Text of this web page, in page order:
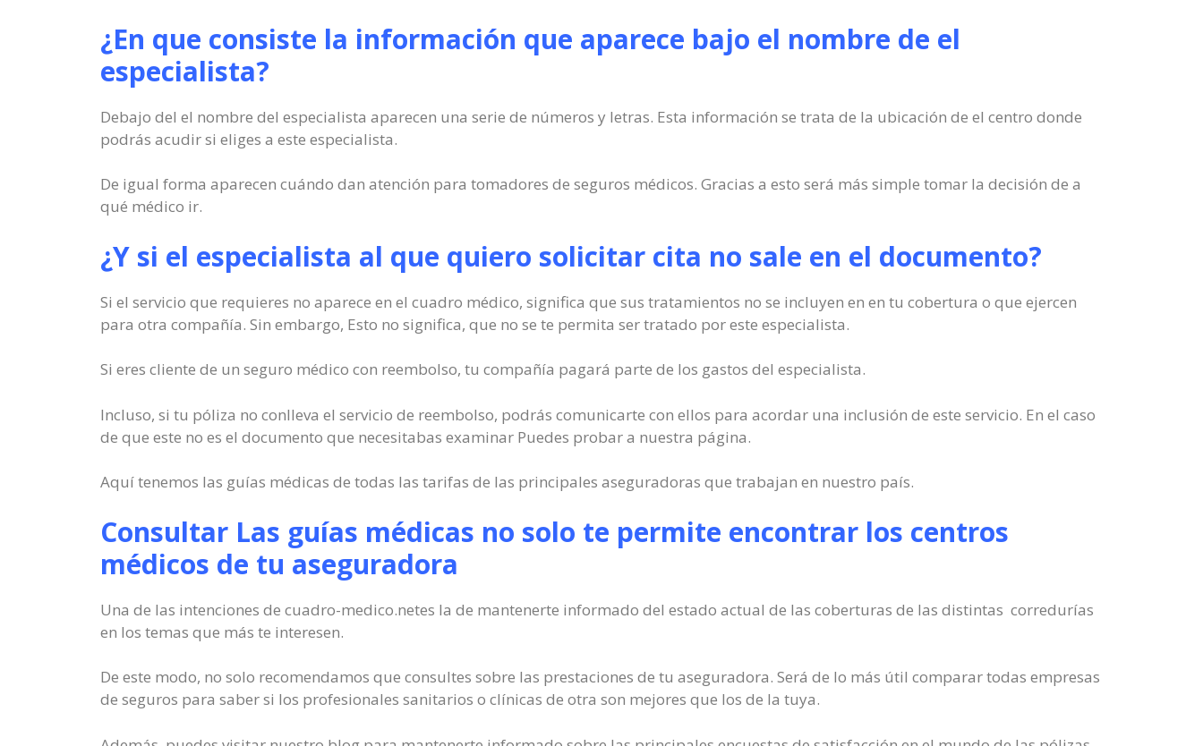
¿En que consiste la información que aparece bajo el nombre de el
especialista?
Debajo del el nombre del especialista aparecen una serie de números y letras. Esta información se trata de la ubicación de el centro donde
podrás acudir si eliges a este especialista.
De igual forma aparecen cuándo dan atención para tomadores de seguros médicos. Gracias a esto será más simple tomar la decisión de a
qué médico ir.
¿Y si el especialista al que quiero solicitar cita no sale en el documento?
Si el servicio que requieres no aparece en el cuadro médico, significa que sus tratamientos no se incluyen en en tu cobertura o que ejercen
para otra compañía. Sin embargo, Esto no significa, que no se te permita ser tratado por este especialista.
Si eres cliente de un seguro médico con reembolso, tu compañía pagará parte de los gastos del especialista.
Incluso, si tu póliza no conlleva el servicio de reembolso, podrás comunicarte con ellos para acordar una inclusión de este servicio. En el caso
de que este no es el documento que necesitabas examinar Puedes probar a nuestra página.
Aquí tenemos las guías médicas de todas las tarifas de las principales aseguradoras que trabajan en nuestro país.
Consultar Las guías médicas no solo te permite encontrar los centros
médicos de tu aseguradora
Una de las intenciones de cuadro-medico.netes la de mantenerte informado del estado actual de las coberturas de las distintas corredurías
en los temas que más te interesen.
De este modo, no solo recomendamos que consultes sobre las prestaciones de tu aseguradora. Será de lo más útil comparar todas empresas
de seguros para saber si los profesionales sanitarios o clínicas de otra son mejores que los de la tuya.